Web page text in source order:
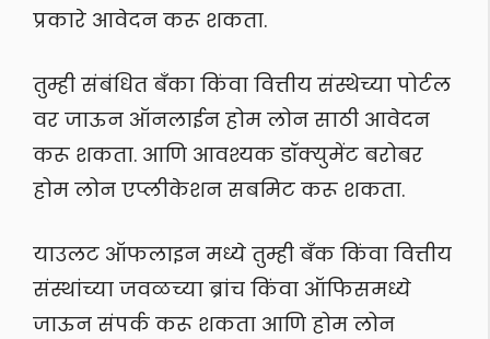
प्रकारे आवेदन करू शकता.
तुम्ही संबंधित बँका किंवा वित्तीय संस्थेच्या पोर्टल
वर जाऊन ऑनलाईन होम लोन साठी आवेदन
करू शकता. आणि आवश्यक डॉक्युमेंट बरोबर
होम लोन एप्लीकेशन सबमिट करू शकता.
याउलट ऑफलाइन मध्ये तुम्ही बँक किंवा वित्तीय
संस्थांच्या जवळच्या ब्रांच किंवा ऑफिसमध्ये
जाऊन संपर्क करू शकता आणि होम लोन